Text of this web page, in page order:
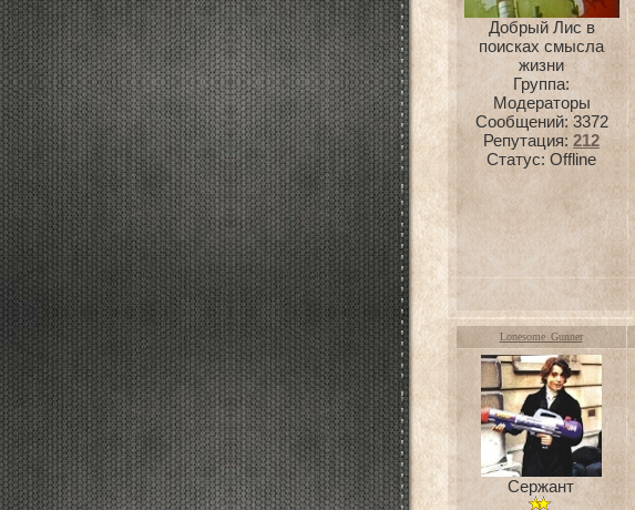
Добрый Лис в
поисках смысла
жизни
Группа:
Модераторы
Сообщений:3372
Репутация: 212
Статус: Offline
Lonesome_Gunner
Сержант